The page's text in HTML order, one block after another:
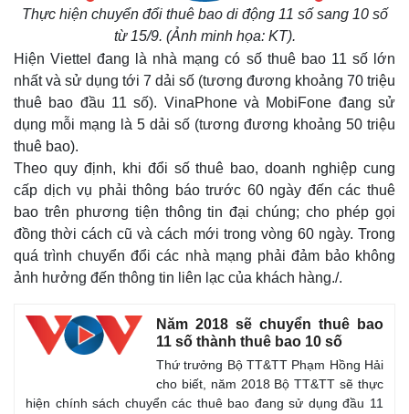
Thực hiện chuyển đổi thuê bao di động 11 số sang 10 số
từ 15/9. (Ảnh minh họa: KT).
Hiện Viettel đang là nhà mạng có số thuê bao 11 số lớn
nhất và sử dụng tới 7 dải số (tương đương khoảng 70 triệu
thuê bao đầu 11 số). VinaPhone và MobiFone đang sử
dụng mỗi mạng là 5 dải số (tương đương khoảng 50 triệu
thuê bao).
Theo quy định, khi đổi số thuê bao, doanh nghiệp cung
cấp dịch vụ phải thông báo trước 60 ngày đến các thuê
bao trên phương tiện thông tin đại chúng; cho phép gọi
đồng thời cách cũ và cách mới trong vòng 60 ngày. Trong
quá trình chuyển đổi các nhà mạng phải đảm bảo không
ảnh hưởng đến thông tin liên lạc của khách hàng./.
Năm 2018 sẽ chuyển thuê bao
11 số thành thuê bao 10 số
Thứ trưởng Bộ TT&TT Phạm Hồng Hải
cho biết, năm 2018 Bộ TT&TT sẽ thực
hiện chính sách chuyển các thuê bao đang sử dụng đầu 11